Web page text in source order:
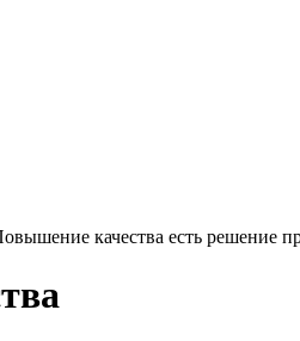
качества есть решение